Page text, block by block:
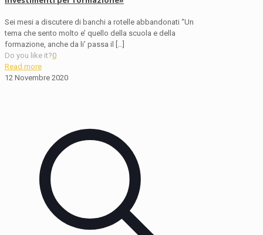
Sei mesi a discutere di banchi a rotelle abbandonati “Un
tema che sento molto e’ quello della scuola e della
formazione, anche da li’ passa il […]
Do you like it?0
Read more
12 Novembre 2020